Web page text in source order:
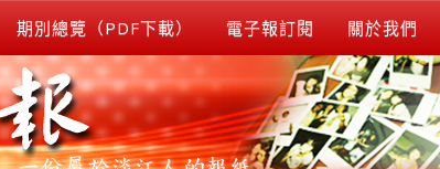
期別總覽（PDF下載） 電子報訂閱 關於我們